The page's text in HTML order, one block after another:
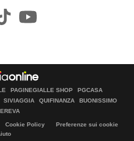
PAGINEGIALLE SHOP
PGCASA
SIVIAGGIA QUIFINANZA
BUONISSIMO
Cookie Policy
Preferenze sui cookie